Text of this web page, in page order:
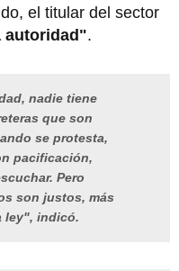
el titular del sector
autoridad".
nadie tiene
que son
se protesta,
pacificación,
Pero
son justos, más
ley", indicó.